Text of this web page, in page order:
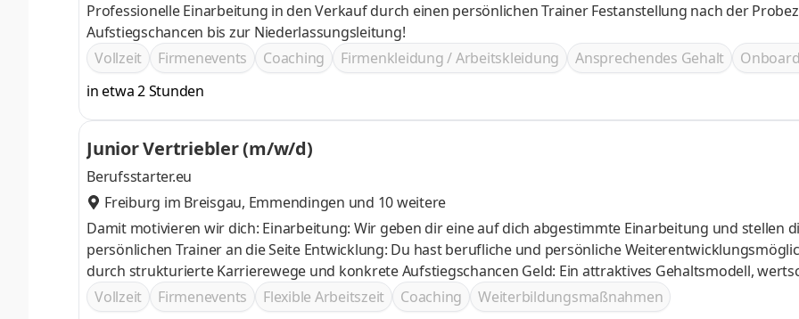
Professionelle Einarbeitung in den Verkauf durch einen persönlichen Trainer Festanstellung nach der Probezeit Hohe
Aufstiegschancen bis zur Niederlassungsleitung!
Vollzeit
Firmenevents Coaching Firmenkleidung / Arbeitskleidung Ansprechendes Gehalt
in etwa 2 Stunden
Junior Vertriebler (m/w/d)
Berufsstarter.eu
Freiburg im Breisgau, Emmendingen und 10 weitere
Damit motivieren wir dich: Einarbeitung: Wir geben dir eine auf dich abgestimmte Einarbeitung und stellen dir deinen
persönlichen Trainer an die Seite Entwicklung: Du hast berufliche und persönliche Weiterentwicklungsmöglichkeiten
durch strukturierte Karrierewege und konkrete Aufstiegschancen Geld: Ein attraktives Gehaltsmodell,
deine Arbeit und Ergebnisse Team: Teamgeist wird groß geschrieben - Du wirst Teil eines starken und
multikulturellen Teams, das sich gegenseitig unterstützt und motiviert
Vollzeit Firmenevents Flexible Arbeitszeit Coaching
Weiterbildungsmaßnahmen